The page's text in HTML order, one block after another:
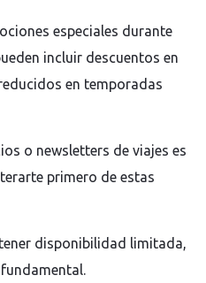
especiales durante
incluir descuentos en
en temporadas
o newsletters de viajes es
primero de estas
disponibilidad limitada,